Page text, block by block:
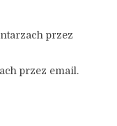
przez
przez email.